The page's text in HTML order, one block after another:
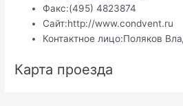
Факс:(495) 4823874
Сайт:http://www.condvent.ru
Контактное лицо:Поляков
Карта проезда